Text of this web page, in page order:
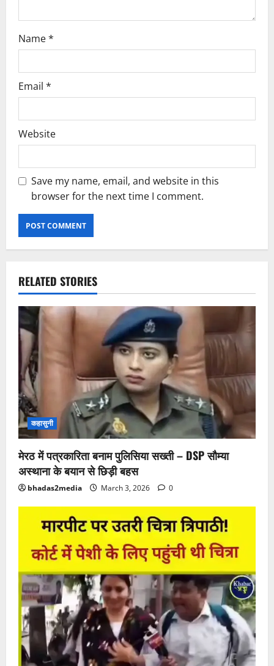
Name*
Email *
Website
Save my name, email, and website in this
browser for the next time I comment.
RELATED STORIES
कहासुनी
मेरठ में पत्रकारिता बनाम पुलिसिया सख्ती – DSP सौम्या
अस्थाना के बयान से छिड़ी बहस
bhadas2media March 3, 2026 0